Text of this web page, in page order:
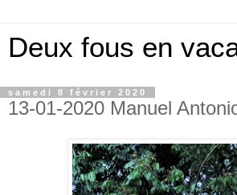
Deux fous en
samedi 8 février 2020
13-01-2020 Manuel